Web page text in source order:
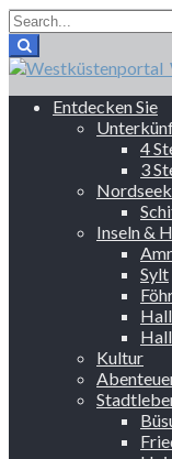
Entdecken Sie
4
3
Inseln &
Sylt
Kultur